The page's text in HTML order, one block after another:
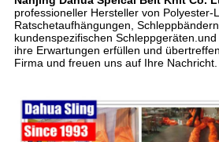
professioneller Hersteller von Polyester-
Ratschetaufhängungen,
kundenspezifischen
ihre Erwartungen erfüllen und
Firma und freuen uns auf Ihre Nachricht.